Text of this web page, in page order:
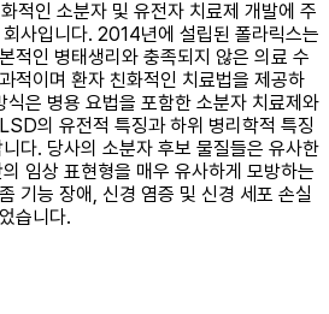
적인 소분자 및 유전자 치료제 개발에 주
사입니다. 2014년에 설립된 폴라릭스는
적인 병태생리와 충족되지 않은 의료 수
적이며 환자 친화적인 치료법을 제공하
은 병용 요법을 포함한 소분자 치료제와
의 유전적 특징과 하위 병리학적 특징
다. 당사의 소분자 후보 물질들은 유사한
임상 표현형을 매우 유사하게 모방하는
기능 장애, 신경 염증 및 신경 세포 손실
습니다.